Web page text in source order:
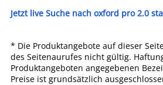
Jetzt live Suche nach oxford pro 2.0
* Die Produktangebote auf dieser
des Seitenaurufes nicht gültig.
Produktangeboten angegebenen
Preise ist grundsätzlich